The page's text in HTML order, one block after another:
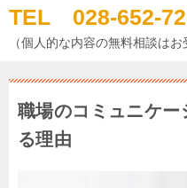
TEL 028-652-
（個人的な内容の無料相談はお
職場のコミュニケ
る理由